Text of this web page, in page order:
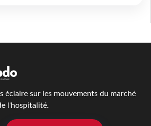
éclaire sur les mouvements du marché
l'hospitalité.